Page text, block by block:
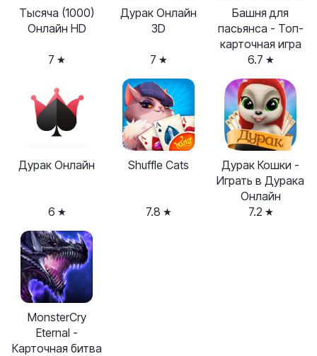
Тысяча (1000)
Онлайн HD
7
Дурак Онлайн
3D
7
Башня для
пасьянса - Топ-
карточная игра
6.7
Дурак Онлайн
6
Shuffle Cats
7.8
Дурак Кошки -
Играть в Дурака
Онлайн
7.2
MonsterCry
Eternal -
Карточная битва